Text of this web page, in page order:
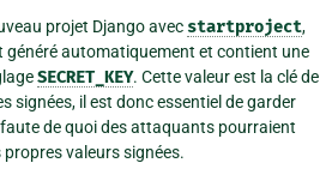
projet Django avec startproject,
généré automatiquement et contient une
SECRET_KEY. Cette valeur est la clé de
signées, il est donc essentiel de garder
de quoi des attaquants pourraient
propres valeurs signées.